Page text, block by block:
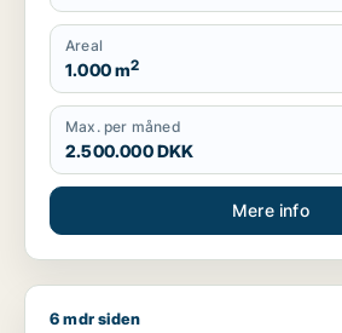
Areal
1.000 m2
Max. per måned
2.500.000 DKK
Mere info
Brian søger boligudlejningsejendom
6 mdr siden